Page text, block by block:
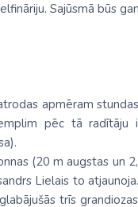
Sajūsmā būs
apmēram
pēc tā
(20 m augstas
Lielais to
trīs